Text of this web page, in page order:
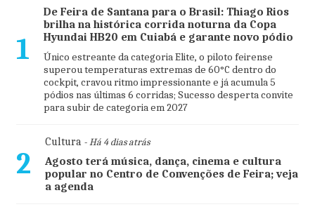
1
De Feira de Santana para o Brasil: Thiago Rios
brilha na histórica corrida noturna da Copa
Hyundai HB20 em Cuiabá e garante novo pódio
Único estreante da categoria Elite, o piloto feirense
superou temperaturas extremas de 60°C dentro do
cockpit, cravou ritmo impressionante e já acumula 5
pódios nas últimas 6 corridas; Sucesso desperta convite
para subir de categoria em 2027
2
Cultura- Há 4 dias atrás
Agosto terá música, dança, cinema e cultura
popular no Centro de Convenções de Feira; veja
a agenda